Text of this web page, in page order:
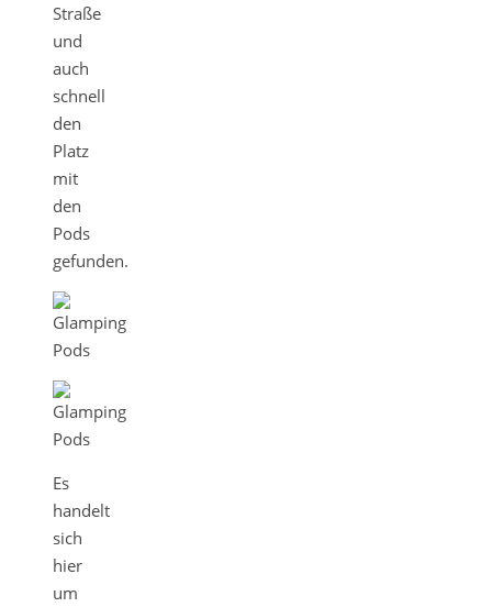
Straße
und
auch
schnell
den
Platz
mit
den
Pods
gefunden.
Es
handelt
sich
hier
um